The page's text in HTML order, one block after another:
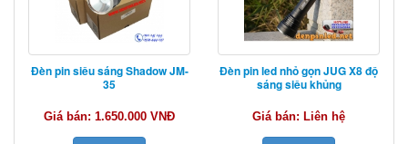
Đèn pin siêu sáng Shadow JM-
35
Giá bán: 1.650.000 VNĐ
Đèn pin led nhỏ gọn JUG X8 độ
sáng siêu khủng
Giá bán: Liên hệ